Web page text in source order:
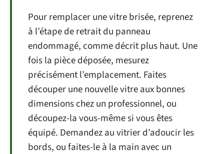
Pour remplacer une vitre brisée, reprenez
à l’étape de retrait du panneau
endommagé, comme décrit plus haut. Une
fois la pièce déposée, mesurez
précisément l’emplacement. Faites
découper une nouvelle vitre aux bonnes
dimensions chez un professionnel, ou
découpez-la vous-même si vous êtes
équipé. Demandez au vitrier d’adoucir les
bords, ou faites-le à la main avec un